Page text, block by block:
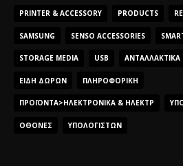
PRINTER & ACCESSORY PRODUCTS
SAMSUNG SENSO ACCESSORIES
STORAGE MEDIA USB ΑΝΤΑΛΛΑΚΤΙΚΆ
ΕΊΔΗ ΔΏΡΩΝ ΠΛΗΡΟΦΟΡΙΚΉ
ΠΡΟΪΌΝΤΑ>ΗΛΕΚΤΡΟΝΙΚΆ & ΗΛΕΚΤΡ
ΟΘΌΝΕΣ ΥΠΟΛΟΓΙΣΤΏΝ